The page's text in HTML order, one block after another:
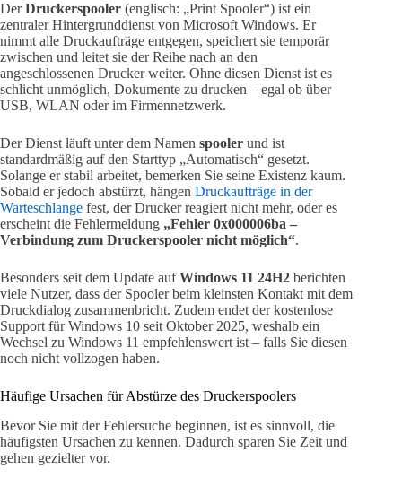
DerDruckerspooler (englisch: „Print Spooler“) ist ein
zentraler Hintergrunddienst von Microsoft Windows. Er
nimmt alle Druckaufträge entgegen, speichert sie temporär
zwischen und leitet sie der Reihe nach an den
angeschlossenen Drucker weiter. Ohne diesen Dienst ist es
schlicht unmöglich, Dokumente zu drucken – egal ob über
USB, WLAN oder im Firmennetzwerk.
Der Dienst läuft unter dem Namen spooler und ist
standardmäßig auf den Starttyp „Automatisch“ gesetzt.
Solange er stabil arbeitet, bemerken Sie seine Existenz kaum.
Sobald er jedoch abstürzt, hängen Druckaufträge in der
Warteschlange fest, der Drucker reagiert nicht mehr, oder es
erscheint die Fehlermeldung „Fehler 0x000006ba –
Verbindung zum Druckerspooler nicht möglich“.
Besonders seit dem Update aufWindows 11 24H2 berichten
viele Nutzer, dass der Spooler beim kleinsten Kontakt mit dem
Druckdialog zusammenbricht. Zudem endet der kostenlose
Support für Windows 10 seit Oktober 2025, weshalb ein
Wechsel zu Windows 11 empfehlenswert ist – falls Sie diesen
noch nicht vollzogen haben.
Häufige Ursachen für Abstürze des Druckerspoolers
Bevor Sie mit der Fehlersuche beginnen, ist es sinnvoll, die
häufigsten Ursachen zu kennen. Dadurch sparen Sie Zeit und
gehen gezielter vor.